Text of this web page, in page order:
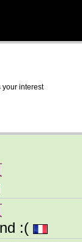
your interest
:(